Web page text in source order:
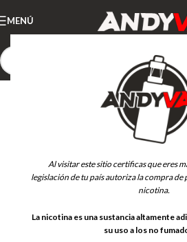
Al visitar este sitio certificas que eres
legislación de tu país autoriza la compra
nicotina.
La nicotina es una sustancia altamente
su uso a los no
MENÚ